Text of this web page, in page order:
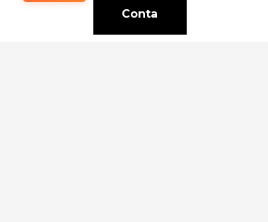
Conta